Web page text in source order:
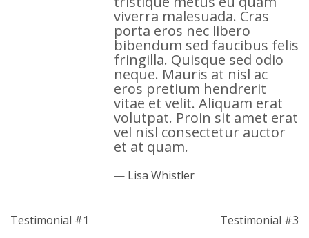
viverra malesuada. Cras
porta eros nec libero
bibendum sed faucibus felis
fringilla. Quisque sed odio
neque. Mauris at nisl ac
eros pretium hendrerit
vitae et velit. Aliquam erat
volutpat. Proin sit amet erat
vel nisl consectetur auctor
et at quam.
Lisa Whistler
Testimonial #1 Testimonial #3